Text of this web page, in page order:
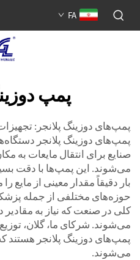
FA
پمپ
پمپ‌های دوزینگ پلانجر:
پمپ‌های دوزینگ پلانجر
صنایع برای انتقال مایعات به
می‌شوند. این پمپ‌ها با دقت
بار دقیقاً مقدار معینی از مایع
حوزه‌های مختلفی از جمله
کلی در صنعت که نیاز به مقادیر
می‌شوند. شرکای ما، گلان،
پمپ‌های دوزینگ پلانجر هستند
می‌شوند.